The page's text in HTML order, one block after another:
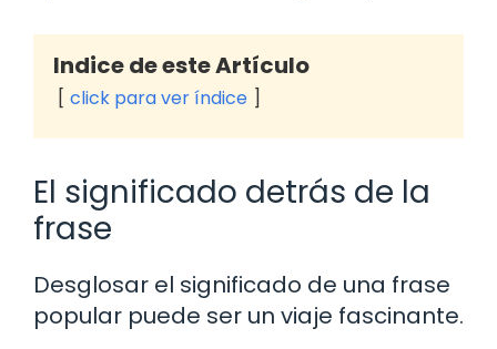
Indice de este Artículo
click para ver índice
El significado detrás de la
frase
Desglosar el significado de una frase
popular puede ser un viaje fascinante.